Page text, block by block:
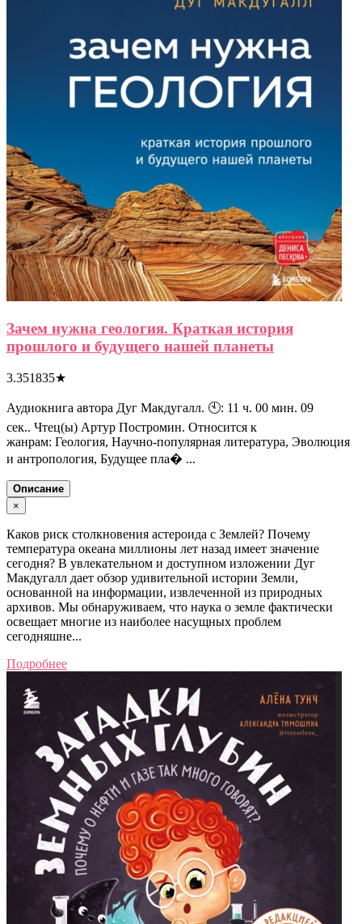
Зачем нужна геология. Краткая история
прошлого и будущего нашей планеты
3.351835★
Аудиокнига автора Дуг Макдугалл. 🕙: 11 ч. 00 мин. 09
сек.. Чтец(ы) Артур Постромин. Относится к
жанрам: Геология, Научно-популярная литература, Эволюция
и антропология, Будущее пла� ...
Описание
×
Каков риск столкновения астероида с Землей? Почему
температура океана миллионы лет назад имеет значение
сегодня? В увлекательном и доступном изложении Дуг
Макдугалл дает обзор удивительной истории Земли,
основанной на информации, извлеченной из природных
архивов. Мы обнаруживаем, что наука о земле фактически
освещает многие из наиболее насущных проблем
сегодняшне...
Подробнее